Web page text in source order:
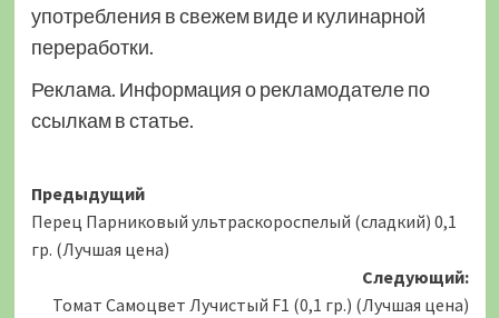
употребления в свежем виде и кулинарной
переработки.
Реклама. Информация о рекламодателе по
ссылкам в статье.
Навигация
записи
Предыдущий
Перец Парниковый ультраскороспелый (сладкий) 0,1
гр. (Лучшая цена)
Следующий:
Томат Самоцвет Лучистый F1 (0,1 гр.) (Лучшая цена)